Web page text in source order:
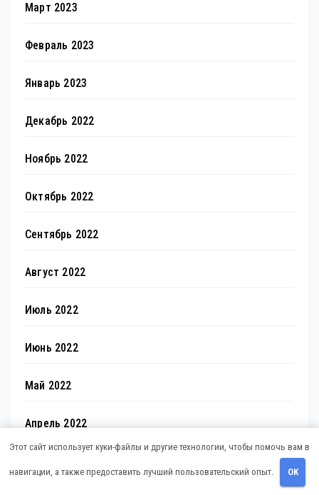
Март 2023
Февраль 2023
Январь 2023
Декабрь 2022
Ноябрь 2022
Октябрь 2022
Сентябрь 2022
Август 2022
Июль 2022
Июнь 2022
Май 2022
Апрель 2022
Этот сайт использует куки-файлы и другие технологии, чтобы помочь вам в
навигации, а также предоставить лучший пользовательский опыт. OK